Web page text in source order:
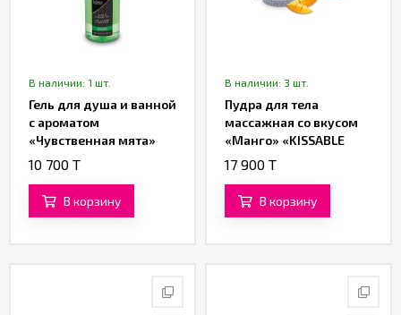
В наличии: 1 шт.
Гель для душа и ванной
с ароматом
«Чувственная мята»
«BATH & SHOWER GEL»
10 700 T
В корзину
В наличии: 3 шт.
Пудра для тела
массажная со вкусом
«Манго» «KISSABLE
MASSAGE POWDER
«SHUNGA»
17 900 T
В корзину